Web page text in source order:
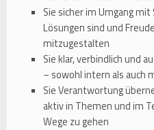
Sie sicher im Umgang mit
Lösungen sind und
mitzugestalten
Sie klar, verbindlich und
– sowohl intern als auch
Sie Verantwortung
aktiv in Themen und im
Wege zu gehen